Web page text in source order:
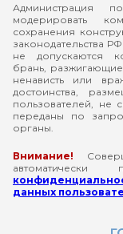
Администрация
модерировать
сохранения
законодательства
не допускаются
брань,
ненависть или
достоинства,
пользователей, не
переданы по
органы.
Внимание!
данных